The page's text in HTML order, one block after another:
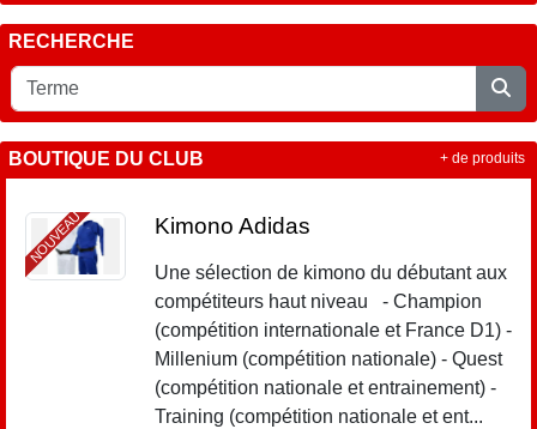
RECHERCHE
BOUTIQUE DU CLUB
NOUVEAU Kimono Adidas
Une sélection de kimono du débutant aux
compétiteurs haut niveau - Champion
(compétition internationale et France D1) -
Millenium (compétition nationale) - Quest
(compétition nationale et entrainement) -
Training (compétition nationale et ent...
+ de produits